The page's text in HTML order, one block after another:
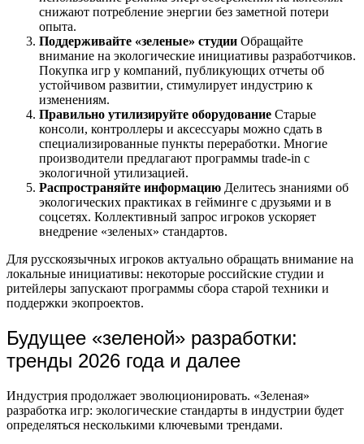
снижают потребление энергии без заметной потери
опыта.
Поддерживайте «зеленые» студии Обращайте
внимание на экологические инициативы разработчиков.
Покупка игр у компаний, публикующих отчеты об
устойчивом развитии, стимулирует индустрию к
изменениям.
Правильно утилизируйте оборудование Старые
консоли, контроллеры и аксессуары можно сдать в
специализированные пункты переработки. Многие
производители предлагают программы trade-in с
экологичной утилизацией.
Распространяйте информацию Делитесь знаниями об
экологических практиках в гейминге с друзьями и в
соцсетях. Коллективный запрос игроков ускоряет
внедрение «зеленых» стандартов.
Для русскоязычных игроков актуально обращать внимание на
локальные инициативы: некоторые российские студии и
ритейлеры запускают программы сбора старой техники и
поддержки экопроектов.
Будущее «зеленой» разработки:
тренды 2026 года и далее
Индустрия продолжает эволюционировать. «Зеленая»
разработка игр: экологические стандарты в индустрии будет
определяться несколькими ключевыми трендами.